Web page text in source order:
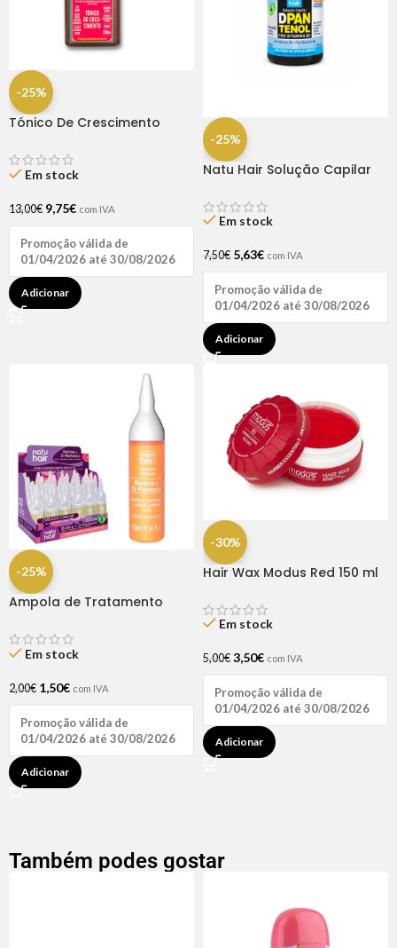
-25%
Tónico De Crescimento
Em stock
13,00€ 9,75€ com IVA
Promoção válida de
01/04/2026 até 30/08/2026
Adicionar
-25%
Natu Hair Solução Capilar
Em stock
7,50€ 5,63€ com IVA
Promoção válida de
01/04/2026 até 30/08/2026
Adicionar
-25%
Ampola de Tratamento
Hair (1 UNIDADE)
Em stock
2,00€ 1,50€ com IVA
Promoção válida de
01/04/2026 até 30/08/2026
Adicionar
-30%
Hair Wax Modus Red 150 ml
Em stock
5,00€ 3,50€ com IVA
Promoção válida de
01/04/2026 até 30/08/2026
Adicionar
Também podes gostar